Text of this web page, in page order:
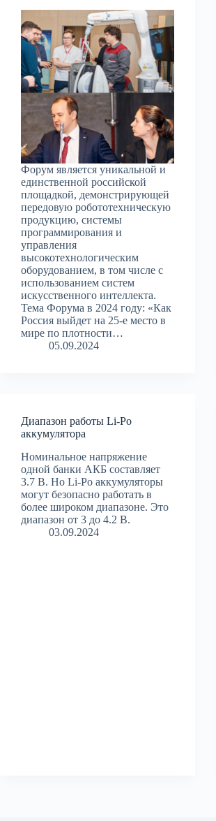
Форум является уникальной и
единственной российской
площадкой, демонстрирующей
передовую робототехническую
продукцию, системы
программирования и
управления
высокотехнологическим
оборудованием, в том числе с
использованием систем
искусственного интеллекта.
Тема Форума в 2024 году: «Как
Россия выйдет на 25-е место в
мире по плотности…
05.09.2024
Диапазон работы Li-Po
аккумулятора
Номинальное напряжение
одной банки АКБ составляет
3.7 В. Но Li-Po аккумуляторы
могут безопасно работать в
более широком диапазоне. Это
диапазон от 3 до 4.2 В.
03.09.2024